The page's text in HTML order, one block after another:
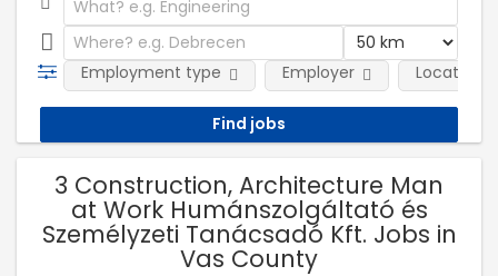
Employment type Employer Location
3 Construction, Architecture Man
at Work Humánszolgáltató és
Személyzeti Tanácsadó Kft. Jobs in
Vas County